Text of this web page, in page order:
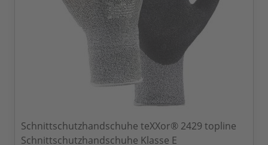
Schnittschutzhandschuhe teXXor® 2429 topline
Schnittschutzhandschuhe Klasse E